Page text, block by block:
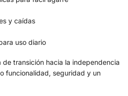
y caídas
uso diario
transición hacia la independencia
funcionalidad, seguridad y un